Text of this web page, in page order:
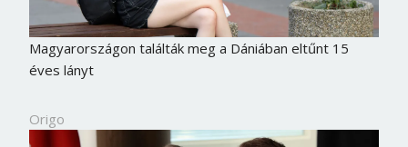
Magyarországon találták meg a Dániában eltűnt 15
éves lányt
Origo